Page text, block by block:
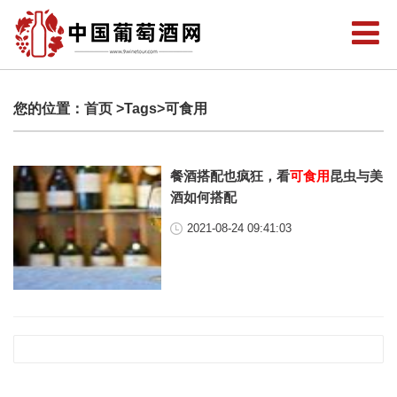
您的位置： 首页 >Tags>可食用
餐酒搭配也疯狂，看可食用昆虫与美
酒如何搭配
2021-08-24 09:41:03